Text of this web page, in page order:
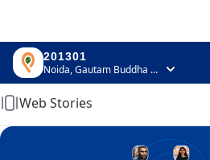
201301
Noida, Gautam Buddha Nagar, Uttar Pradesh
Home
Web Stories